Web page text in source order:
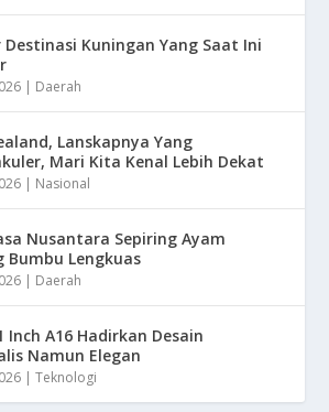
Kuningan Yang Saat Ini
| Daerah
Lanskapnya Yang
Mari Kita Kenal Lebih Dekat
| Nasional
Nusantara Sepiring Ayam
Bumbu Lengkuas
| Daerah
Inch A16 Hadirkan Desain
Namun Elegan
|Teknologi